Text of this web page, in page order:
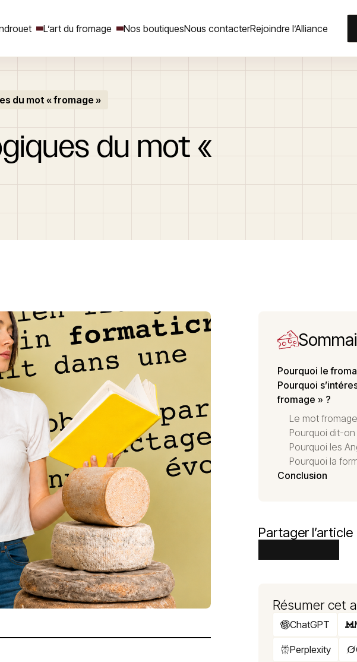
L’art du fromage Nos boutiquesNous contacterRejoindre l’Alliance
du mot « fromage »
du mot «
Pourquoi le
Pourquoi
fromage » ?
Le mot
Pourquoi dit-on
Pourquoi les
Pourquoi la
Conclusion
Partager l’article
Résumer cet
ChatGPT
Perplexity